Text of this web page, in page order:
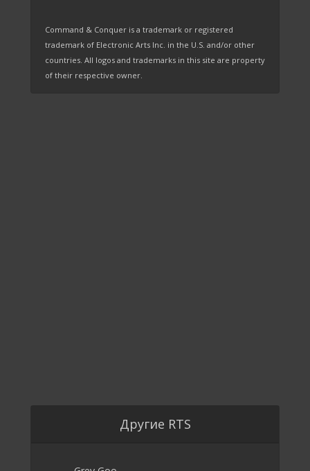
Command & Conquer is a trademark or registered
trademark of Electronic Arts Inc. in the U.S. and/or other
countries. All logos and trademarks in this site are property
of their respective owner.
Другие RTS